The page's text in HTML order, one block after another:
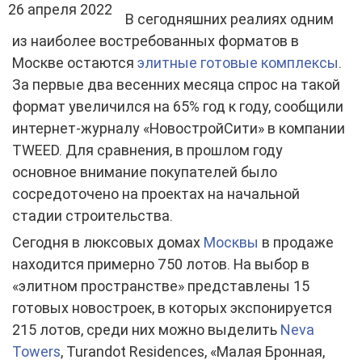
26 апреля 2022
В сегодняшних реалиях одним
из наиболее востребованных форматов в
Москве остаются элитные готовые комплексы.
За первые два весенних месяца спрос на такой
формат увеличился на 65% год к году, сообщили
интернет-журналу «НовостройСити» в компании
TWEED. Для сравнения, в прошлом году
основное внимание покупателей было
сосредоточено на проектах на начальной
стадии строительства.
Сегодня в люксовых домах Москвы в продаже
находится примерно 750 лотов. На выбор в
«элитном пространстве» представлены 15
готовых новостроек, в которых экспонируется
215 лотов, среди них можно выделить Neva
Towers, Turandot Residences, «Малая Бронная,